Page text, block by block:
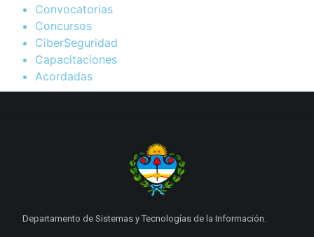
Convocatorias
Concursos
CiberSeguridad
Capacitaciones
Acordadas
Departamento de Sistemas y Tecnologías de la Información.